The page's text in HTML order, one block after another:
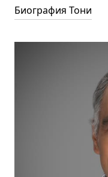
Биография Тони